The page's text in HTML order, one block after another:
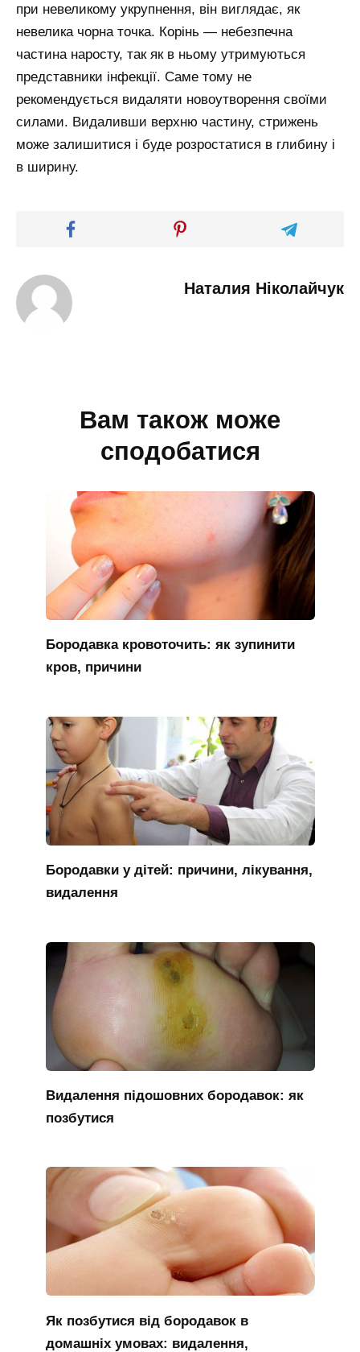
при невеликому укрупнення, він виглядає, як
невелика чорна точка. Корінь — небезпечна
частина наросту, так як в ньому утримуються
представники інфекції. Саме тому не
рекомендується видаляти новоутворення своїми
силами. Видаливши верхню частину, стрижень
може залишитися і буде розростатися в глибину і
в ширину.
Наталия Ніколайчук
Вам також може
сподобатися
Бородавка кровоточить: як зупинити
кров, причини
Бородавки у дітей: причини, лікування,
видалення
Видалення підошовних бородавок: як
позбутися
Як позбутися від бородавок в
домашніх умовах: видалення,